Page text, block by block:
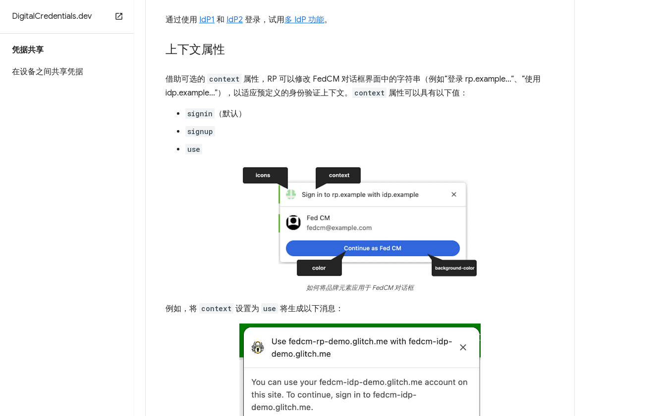
DigitalCredentials.dev
凭据共享
在设备之间共享凭据
通过使用 IdP1 和 IdP2 登录，试用多 IdP 功能。
上下文属性
借助可选的 context 属性，RP 可以修改 FedCM 对话框界面中的字符串（例如“登录 rp.example…”、“使用
idp.example…”），以适应预定义的身份验证上下文。
context 属性可以具有以下值：
signin （默认）
signup
use
如何将品牌元素应用于 FedCM 对话框
例如，将 context 设置为 use 将生成以下消息：